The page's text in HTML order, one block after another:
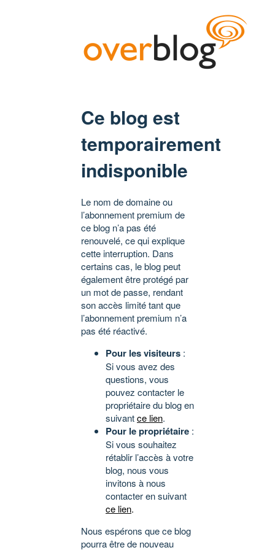
Ce blog est
temporairement
indisponible
Le nom de domaine ou
l’abonnement premium de
ce blog n’a pas été
renouvelé, ce qui explique
cette interruption. Dans
certains cas, le blog peut
également être protégé par
un mot de passe, rendant
son accès limité tant que
l’abonnement premium n’a
pas été réactivé.
Pour les visiteurs :
Si vous avez des
questions, vous
pouvez contacter le
propriétaire du blog en
suivantce lien.
Pour le propriétaire :
Si vous souhaitez
rétablir l’accès à votre
blog, nous vous
invitons à nous
contacter en suivant
ce lien.
Nous espérons que ce blog
pourra être de nouveau